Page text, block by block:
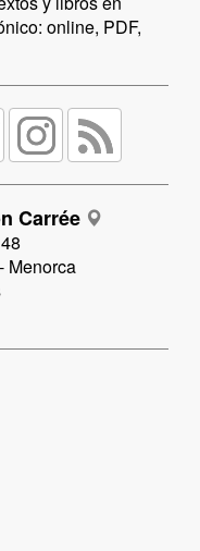
online, PDF,
Carrée
Menorca